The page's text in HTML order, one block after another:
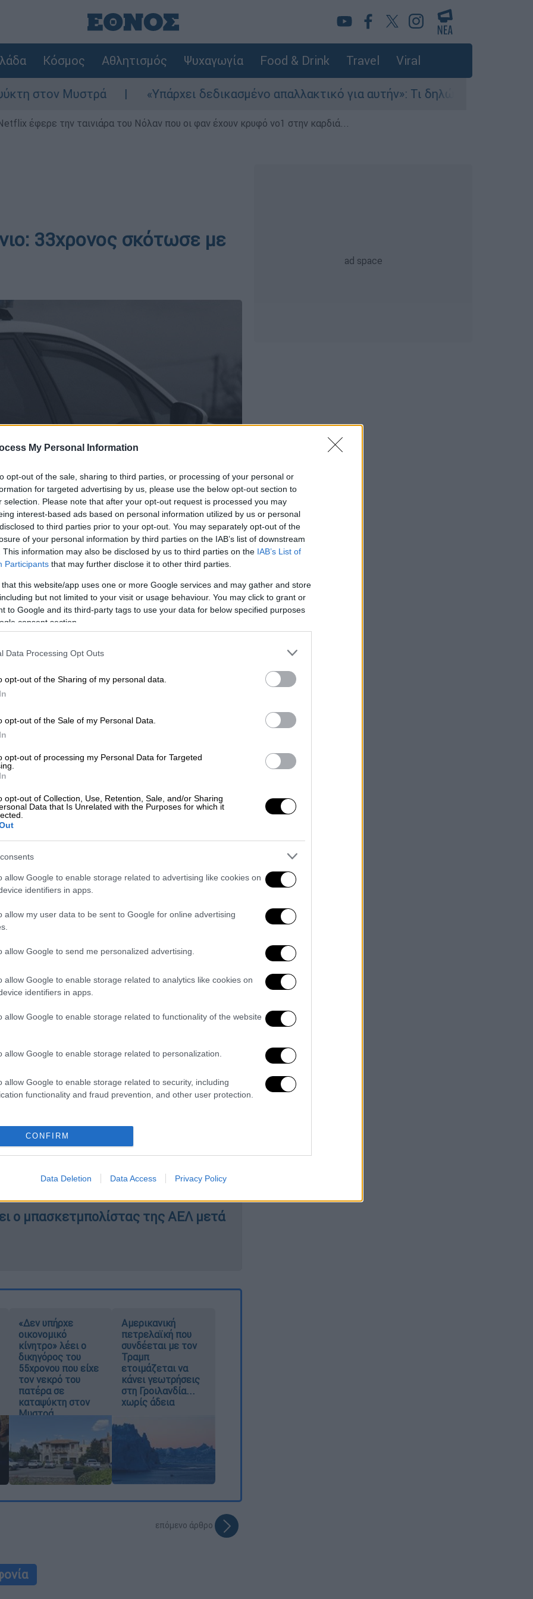
My Personal Information
opt-out of the sale, sharing to third parties, or processing of your personal or
for targeted advertising by us, please use the below opt-out section to
selection. Please note that after your opt-out request is processed you may
interest-based ads based on personal information utilized by us or personal
to third parties prior to your opt-out. You may separately opt-out of the
of your personal information by third parties on the IAB’s list of downstream
This information may also be disclosed by us to third parties on the IAB’s List of
Participants that may further disclose it to other third parties.
that this website/app uses one or more Google services and may gather and store
but not limited to your visit or usage behaviour. You may click to grant or
to Google and its third-party tags to use your data for below specified purposes
consent section.
Data Processing Opt Outs
opt-out of the Sharing of my personal data.
opt-out of the Sale of my Personal Data.
opt-out of processing my Personal Data for Targeted
opt-out of Collection, Use, Retention, Sale, and/or Sharing
Data that Is Unrelated with the Purposes for which it
allow Google to enable storage related to advertising like cookies on
identifiers in apps.
allow my user data to be sent to Google for online advertising
allow Google to send me personalized advertising.
allow Google to enable storage related to analytics like cookies on
identifiers in apps.
allow Google to enable storage related to functionality of the website
allow Google to enable storage related to personalization.
allow Google to enable storage related to security, including
functionality and fraud prevention, and other user protection.
CONFIRM
Data Deletion Data Access Privacy Policy
Κόσμος Αθλητισμός Ψυχαγωγία Food & Drink Travel Viral
Μυστρά «Υπάρχει δεδικασμένο απαλλακτικό για αυτήν»: Τι δηλώνει στο ethnos.gr ο
έφερε την ταινιάρα του Νόλαν που οι φαν έχουν κρυφό νο1 στην καρδιά...
33χρονος σκότωσε με
το ΕΘΝΟΣ στη Google
τουΑγρινίου
τον γιο της τα ξημερώματα της Τρίτης.
ιστοσελίδας
την 57χρονη μητέρα του με μαχαίρι. Κατά
και την κατάκοιτη γιαγιά του η
τις αρχές.
του παλαιού Νοσοκομείου όπου
Ο δράστης συνελήφθη και
video
για τη δράση του 39χρονου –
ο μπασκετμπολίστας της ΑΕΛ μετά
«Δεν υπήρχε
οικονομικό
κίνητρο» λέει ο
δικηγόρος του
55χρονου που είχε
τον νεκρό του
πατέρα σε
καταψύκτη στον
Μυστρά
Αμερικανική
πετρελαϊκή που
συνδέεται με τον
Τραμπ
ετοιμάζεται να
κάνει γεωτρήσεις
στη Γροιλανδία...
χωρίς άδεια
επόμενο άρθρο